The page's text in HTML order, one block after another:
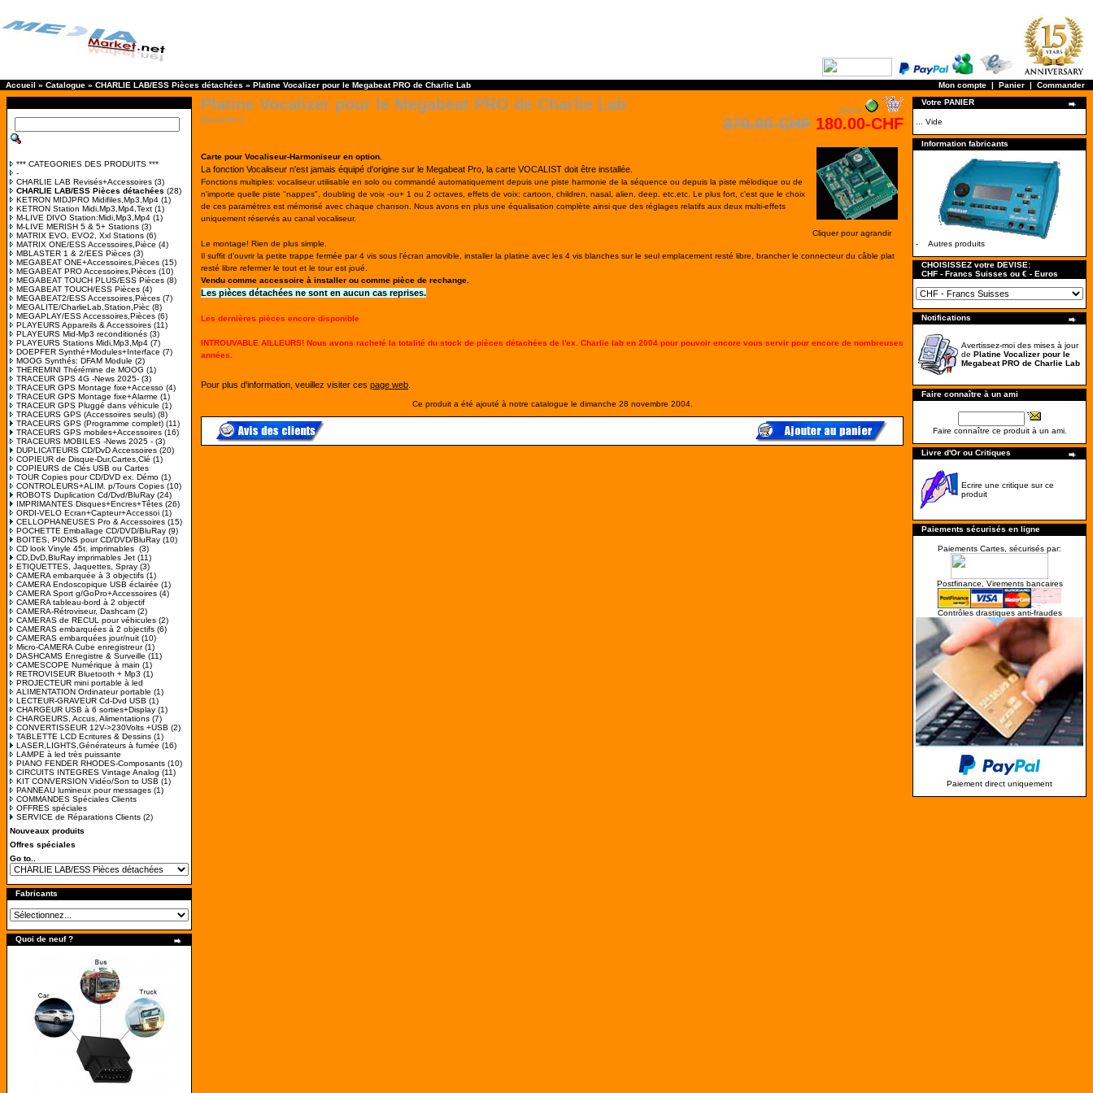
Accueil » Catalogue » CHARLIE LAB/ESS Pièces détachées » Platine Vocalizer pour le Megabeat PRO de Charlie Lab Mon compte | Panier | Commander
*** CATEGORIES DES PRODUITS ***
-
CHARLIE LAB Revisés+Accessoires (3)
CHARLIE LAB/ESS Pièces détachées (28)
KETRON MIDJPRO Midifiles,Mp3,Mp4 (1)
KETRON Station Midi,Mp3,Mp4,Text (1)
M-LIVE DIVO Station:Midi,Mp3,Mp4 (1)
M-LIVE MERISH 5 & 5+ Stations (3)
MATRIX EVO, EVO2, Xxl Stations (6)
MATRIX ONE/ESS Accessoires,Pièce (4)
MBLASTER 1 & 2/EES Pièces (3)
MEGABEAT ONE+Accessoires,Pièces (15)
MEGABEAT PRO Accessoires,Pièces (10)
MEGABEAT TOUCH PLUS/ESS Pièces (8)
MEGABEAT TOUCH/ESS Pièces (4)
MEGABEAT2/ESS Accessoires,Pièces (7)
MEGALITE/CharlieLab,Station,Pièc (8)
MEGAPLAY/ESS Accessoires,Pièces (6)
PLAYEURS Appareils & Accessoires (11)
PLAYEURS Mid-Mp3 reconditionés (3)
PLAYEURS Stations Midi,Mp3,Mp4 (7)
DOEPFER Synthé+Modules+Interface (7)
MOOG Synthés: DFAM Module (2)
THEREMINI Thérémine de MOOG (1)
TRACEUR GPS 4G -News 2025- (3)
TRACEUR GPS Montage fixe+Accesso (4)
TRACEUR GPS Montage fixe+Alarme (1)
TRACEUR GPS Pluggé dans véhicule (1)
TRACEURS GPS (Accessoires seuls) (8)
TRACEURS GPS (Programme complet) (11)
TRACEURS GPS mobiles+Accessoires (16)
TRACEURS MOBILES -News 2025 - (3)
DUPLICATEURS CD/DvD Accessoires (20)
COPIEUR de Disque-Dur,Cartes,Clé (1)
COPIEURS de Clés USB ou Cartes
TOUR Copies pour CD/DVD ex. Démo (1)
CONTROLEURS+ALIM. p/Tours Copies (10)
ROBOTS Duplication Cd/Dvd/BluRay (24)
IMPRIMANTES Disques+Encres+Têtes (26)
ORDI-VELO Ecran+Capteur+Accessoi (1)
CELLOPHANEUSES Pro & Accessoires (15)
POCHETTE Emballage CD/DVD/BluRay (9)
BOITES, PIONS pour CD/DVD/BluRay (10)
CD look Vinyle 45t. imprimables (3)
CD,DvD,BluRay imprimables Jet (11)
ETIQUETTES, Jaquettes, Spray (3)
CAMERA embarquée à 3 objectifs (1)
CAMERA Endoscopique USB éclairée (1)
CAMERA Sport g/GoPro+Accessoires (4)
CAMERA tableau-bord à 2 objectif
CAMERA-Rétroviseur, Dashcam (2)
CAMERAS de RECUL pour véhicules (2)
CAMERAS embarquées à 2 objectifs (6)
CAMERAS embarquées jour/nuit (10)
Micro-CAMERA Cube enregistreur(1)
DASHCAMS Enregistre & Surveille (11)
CAMESCOPE Numérique à main (1)
RETROVISEUR Bluetooth + Mp3 (1)
PROJECTEUR mini portable à led
ALIMENTATION Ordinateur portable (1)
LECTEUR-GRAVEUR Cd-Dvd USB (1)
CHARGEUR USB à 6 sorties+Display (1)
CHARGEURS, Accus, Alimentations (7)
CONVERTISSEUR 12V->230Volts +USB (2)
TABLETTE LCD Ecritures & Dessins (1)
LASER,LIGHTS,Générateurs à fumée (16)
LAMPE à led très puissante
PIANO FENDER RHODES-Composants (10)
CIRCUITS INTEGRES Vintage Analog (11)
KIT CONVERSION Vidéo/Son to USB (1)
PANNEAU lumineux pour messages (1)
COMMANDES Spéciales Clients
OFFRES spéciales
SERVICE de Réparations Clients (2)
Nouveaux produits
Offres spéciales
Go to..
Fabricants
Quoi de neuf ?
Platine Vocalizer pour le Megabeat PRO de Charlie Lab
Stock
[Vocalizer]
370.00-CHF 180.00-CHF
Cliquer pour agrandir
Carte pour Vocaliseur-Harmoniseur en option.
La fonction Vocaliseur n'est jamais équipé d'origine sur le Megabeat Pro, la carte VOCALIST doit être installée.
Fonctions multiples: vocaliseur utilisable en solo ou commandé automatiquement depuis une piste harmonie de la séquence ou depuis la piste mélodique ou de
n'importe quelle piste "nappes", doubling de voix -ou+ 1 ou 2 octaves, effets de voix: cartoon, children, nasal, alien, deep. etc.etc. Le plus fort, c'est que le choix
de ces paramètres est mémorisé avec chaque chanson. Nous avons en plus une équalisation complète ainsi que des réglages relatifs aux deux multi-effets
uniquement réservés au canal vocaliseur.
Le montage! Rien de plus simple.
Il suffit d'ouvrir la petite trappe fermée par 4 vis sous l'écran amovible, installer la platine avec les 4 vis blanches sur le seul emplacement resté libre, brancher le connecteur du câble plat
resté libre refermer le tout et le tour est joué.
Vendu comme accessoire à installer ou comme pièce de rechange.
Les pièces détachées ne sont en aucun cas reprises.
Les dernières pièces encore disponible
INTROUVABLE AILLEURS! Nous avons racheté la totalité du stock de pièces détachées de l'ex. Charlie lab en 2004 pour pouvoir encore vous servir pour encore de nombreuses
années.
Pour plus d'information, veuillez visiter ces page web
Ce produit a été ajouté à notre catalogue le dimanche 28 novembre 2004.
Votre PANIER
... Vide
Information fabricants
- Autres produits
CHOISISSEZ votre DEVISE:
CHF - Francs Suisses ou € - Euros
Notifications
Avertissez-moi des mises à jour
de Platine Vocalizer pour le
Megabeat PRO de Charlie Lab
Faire connaître à un ami
Faire connaître ce produit à un ami.
Livre d'Or ou Critiques
Ecrire une critique sur ce
produit
Paiements sécurisés en ligne
Paiements Cartes, sécurisés par:
Postfinance, Virements bancaires
Contrôles drastiques anti-fraudes
Paiement direct uniquement